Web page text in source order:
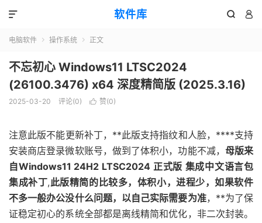
软件库  

电脑软件  操作系统  正文
不忘初心 Windows11 LTSC2024
(26100.3476) x64 深度精简版 (2025.3.16)
2025-03-20 评论(0)  赞(0)
注意此版不能更新补丁，**此版支持指纹和人脸，****支持
安装商店登录微软账号，做到了体积小，功能不减， 母版来
自Windows11 24H2 LTSC2024 正式版 集成中文语言包
集成补丁,此版精简的比较多，体积小，进程少，如果软件
不多一般办公没什么问题，以自己实际需要为准，**为了保
证稳定初心的系统全部都是离线精简和优化，非二次封装。